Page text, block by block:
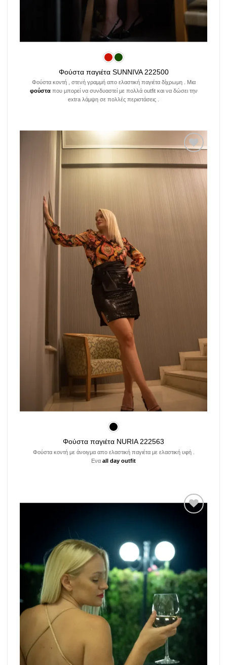
Φούστα παγιέτα SUNNIVA 222500
Φούστα κοντή , στενή γραμμή απο ελαστική παγιέτα δίχρωμη . Μια
φούσταπου μπορεί να συνδυαστεί με πολλά outfit και να δώσει την
extra λάμψη σε πολλές περιστάσεις .
Add to
wishlist
Φούστα παγιέτα NURIA 222563
Φούστα κοντή με άνοιγμα απο ελαστική παγιέτα με ελαστική υφή .
Ενα all day outfit